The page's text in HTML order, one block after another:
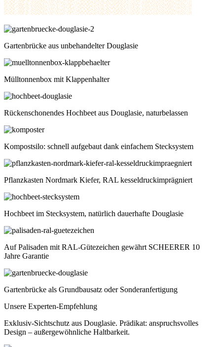
Gartenbrücke aus unbehandelter Douglasie
Mülltonnenbox mit Klappenhalter
Rückenschonendes Hochbeet aus Douglasie, naturbelassen
Kompostsilo: schnell aufgebaut dank einfachem Stecksystem
Pflanzkasten Nordmark Kiefer, RAL kesseldruckimprägniert
Hochbeet im Stecksystem, natürlich dauerhafte Douglasie
Auf Palisaden mit RAL-Gütezeichen gewährt SCHEERER 10
Jahre Garantie
Gartenbrücke als Grundbausatz oder Sonderanfertigung
Unsere Experten-Empfehlung
Exklusiv-Sichtschutz aus Douglasie. Prädikat: anspruchsvolles
Design – außergewöhnliche Haltbarkeit.